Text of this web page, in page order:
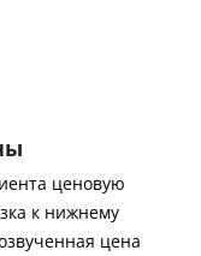
ценовую
к нижнему
цена